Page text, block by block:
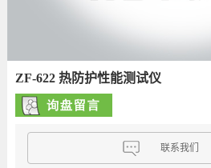
ZF-622 热防护性能测试仪
联系我们